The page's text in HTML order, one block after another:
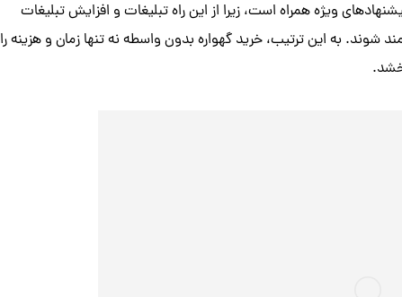
ویژه همراه است، زیرا از این راه تبلیغات و افزایش تبلیغات
به این ترتیب، خرید گهواره بدون واسطه نه تنها زمان و هزینه را